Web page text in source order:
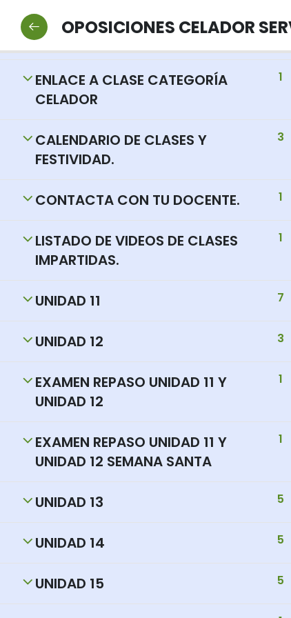
NORMAS Y PROTOCOLOS DE
INTERÉS.
ENLACE A CLASE CATEGORÍA
CELADOR
1
CALENDARIO DE CLASES Y
FESTIVIDAD.
3
CONTACTA CON TU DOCENTE. 1
LISTADO DE VIDEOS DE CLASES
IMPARTIDAS.
1
UNIDAD 11 7
UNIDAD 12 3
EXAMEN REPASO UNIDAD 11 Y
UNIDAD 12
1
EXAMEN REPASO UNIDAD 11 Y
UNIDAD 12 SEMANA SANTA
1
UNIDAD 13 5
UNIDAD 14 5
UNIDAD 15 5
OPOSICIONES CELADOR